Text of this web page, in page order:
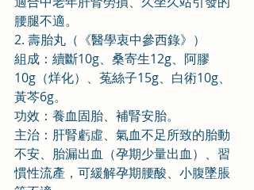
腰腿不適。
2. 壽胎丸（《醫學衷中參西錄》）
組成：續斷10g、桑寄生12g、阿膠
10g（烊化）、菟絲子15g、白術10g、
黃芩6g。
功效：養血固胎、補腎安胎。
主治：肝腎虧虛、氣血不足所致的胎動
不安、胎漏出血（孕期少量出血）、習
慣性流產，可緩解孕期腰酸、小腹墜脹